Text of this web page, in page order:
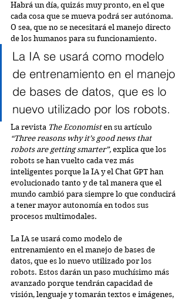
Habrá un día, quizás muy pronto, en el que
cada cosa que se mueva podrá ser autónoma.
O sea, que no se necesitará el manejo directo
de los humanos para su funcionamiento.
La IA se usará como modelo
de entrenamiento en el manejo
de bases de datos, que es lo
nuevo utilizado por los robots.
La revista The Economist en su artículo
“Three reasons why it’s good news that
robots are getting smarter”, explica que los
robots se han vuelto cada vez más
inteligentes porque la IA y el Chat GPT han
evolucionado tanto y de tal manera que el
mundo cambió para siempre lo que conducirá
a tener mayor autonomía en todos sus
procesos multimodales.
La IA se usará como modelo de
entrenamiento en el manejo de bases de
datos, que es lo nuevo utilizado por los
robots. Estos darán un paso muchísimo más
avanzado porque tendrán capacidad de
visión, lenguaje y tomarán textos e imágenes,